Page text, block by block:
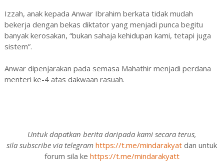
Izzah, anak kepada Anwar Ibrahim berkata tidak mudah
bekerja dengan bekas diktator yang menjadi punca begitu
banyak kerosakan, “bukan sahaja kehidupan kami, tetapi juga
sistem”.
Anwar dipenjarakan pada semasa Mahathir menjadi perdana
menteri ke-4 atas dakwaan rasuah.
Untuk dapatkan berita daripada kami secara terus,
sila subscribe via telegram https://t.me/mindarakyat dan untuk
forum sila ke https://t.me/mindarakyatt